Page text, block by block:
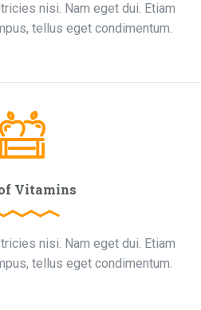
nisi. Nam eget dui. Etiam
tellus eget condimentum.
Vitamins
nisi. Nam eget dui. Etiam
tellus eget condimentum.